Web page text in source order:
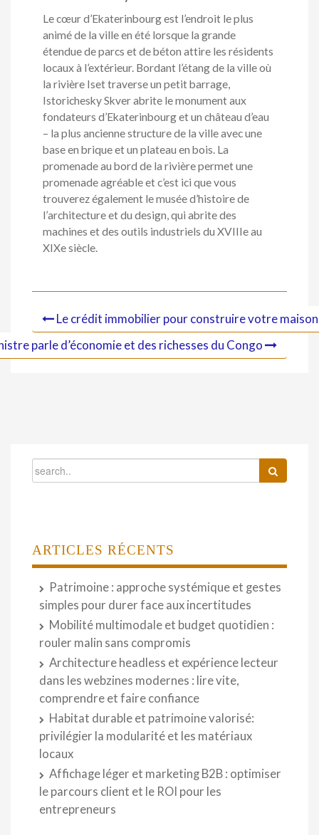
Le cœur d’Ekaterinbourg est l’endroit le plus
animé de la ville en été lorsque la grande
étendue de parcs et de béton attire les résidents
locaux à l’extérieur. Bordant l’étang de la ville où
la rivière Iset traverse un petit barrage,
Istorichesky Skver abrite le monument aux
fondateurs d’Ekaterinbourg et un château d’eau
– la plus ancienne structure de la ville avec une
base en brique et un plateau en bois. La
promenade au bord de la rivière permet une
promenade agréable et c’est ici que vous
trouverez également le musée d’histoire de
l’architecture et du design, qui abrite des
machines et des outils industriels du XVIIIe au
XIXe siècle.
Le crédit immobilier pour construire votre maison
parle d’économie et des richesses du Congo
ARTICLES RÉCENTS
Patrimoine : approche systémique et gestes
simples pour durer face aux incertitudes
Mobilité multimodale et budget quotidien :
rouler malin sans compromis
Architecture headless et expérience lecteur
dans les webzines modernes : lire vite,
comprendre et faire confiance
Habitat durable et patrimoine valorisé:
privilégier la modularité et les matériaux
locaux
Affichage léger et marketing B2B : optimiser
le parcours client et le ROI pour les
entrepreneurs